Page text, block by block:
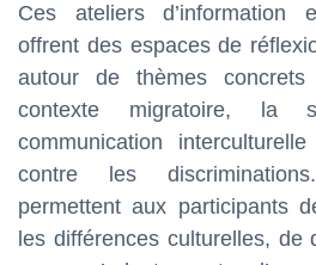
Ces ateliers d’information
offrent des espaces de
autour de thèmes
contexte migratoire, la
communication
contre les
permettent aux participants
les différences culturelles, de